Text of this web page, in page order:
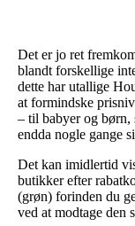
Det er jo ret
blandt forskellige
dette har utallige
at formindske
– til babyer og
endda nogle gange
Det kan imidlertid
butikker efter
(grøn) forinden du
ved at modtage den